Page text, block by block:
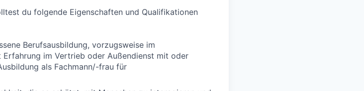
du folgende Eigenschaften und Qualifikationen
Berufsausbildung, vorzugsweise im
Erfahrung im Vertrieb oder Außendienst mit oder
als Fachmann/-frau für